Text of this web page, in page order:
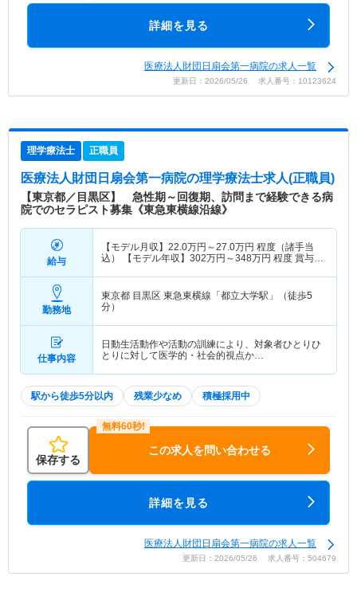
詳細を見る
医療法人財団日扇会第一病院の求人一覧
更新日：2026/05/26 求人番号：10123624
理学療法士 正職員
医療法人財団日扇会第一病院の理学療法士求人(正職員)
【東京都／目黒区】 急性期～回復期、訪問まで経験できる病
院でのセラピスト募集《東急東横線沿線》
給与
【モデル月収】 22.0万円～27.0万円 程度（諸手当
込） 【モデル年収】 302万円～348万円 程度 賞与を
勤務地
東京都 目黒区 東急東横線「都立大学駅」（徒歩5
分）
仕事内容
日動生活動作や活動の訓練により、対象者ひとりひ
とりに対して医学的・社会的視点か…
駅から徒歩5分以内 残業少なめ 積極採用中
保存する
この求人を問い合わせる
詳細を見る
医療法人財団日扇会第一病院の求人一覧
更新日：2026/05/26 求人番号：504679